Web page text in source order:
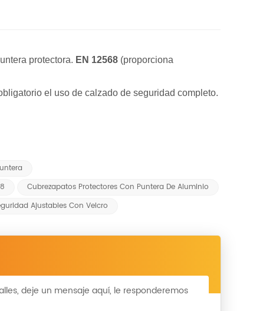
protectora. EN 12568(proporciona
el uso de calzado de seguridad completo.
Cubrezapatos Protectores Con Puntera De Aluminio
Ajustables Con Velcro
deje un mensaje aquí, le responderemos